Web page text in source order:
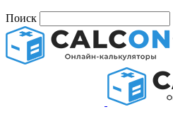
Поиск